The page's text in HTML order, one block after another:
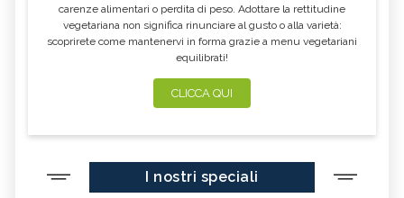
carenze alimentari o perdita di peso. Adottare la rettitudine
vegetariana non significa rinunciare al gusto o alla varietà:
scoprirete come mantenervi in forma grazie a menu vegetariani
equilibrati!
CLICCA QUI
I nostri speciali